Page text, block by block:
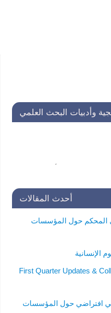
وأدبيات البحث العلمي
أحدث المقالات
المحكم حول المؤسسات
الإنسانية
First Quarter Updates &
افتراضي حول المؤسسات